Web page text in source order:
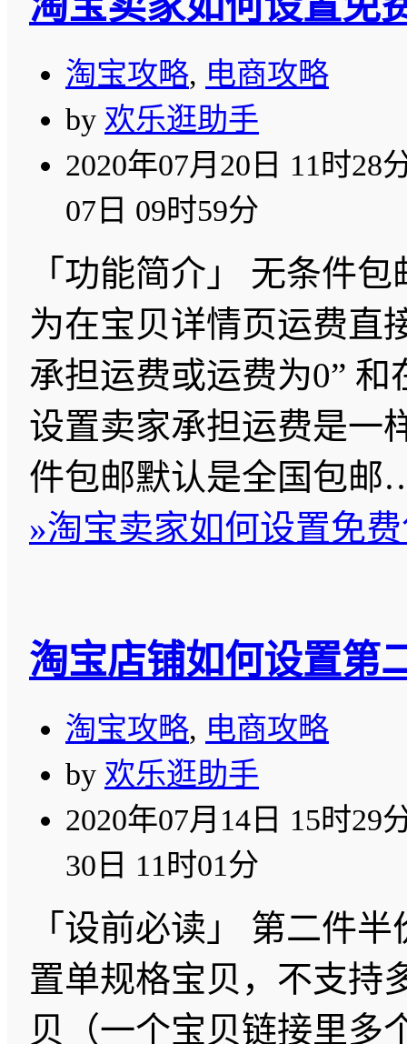
淘宝攻略, 电商攻略
by 欢乐逛助手
2020年07月20日 11时28
07日 09时59分
「功能简介」 无条件
为在宝贝详情页运费直
承担运费或运费为0” 和
设置卖家承担运费是一
件包邮默认是全国包
»淘宝卖家如何设置免
淘宝店铺如何设置第
淘宝攻略, 电商攻略
by 欢乐逛助手
2020年07月14日 15时29
30日 11时01分
「设前必读」 第二件
置单规格宝贝，不支持
贝（一个宝贝链接里多